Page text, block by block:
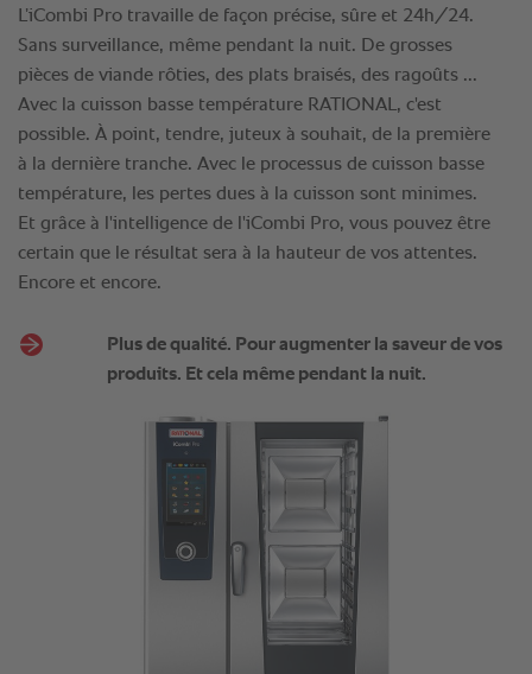
L’iCombi Pro travaille de façon précise, sûre et 24h/24.
Sans surveillance, même pendant la nuit. De grosses
pièces de viande rôties, des plats braisés, des ragoûts ...
Avec la cuisson basse température RATIONAL, c'est
possible. À point, tendre, juteux à souhait, de la première
à la dernière tranche. Avec le processus de cuisson basse
température, les pertes dues à la cuisson sont minimes.
Et grâce à l'intelligence de l'iCombi Pro, vous pouvez être
certain que le résultat sera à la hauteur de vos attentes.
Encore et encore.
Plus de qualité. Pour augmenter la saveur de vos
produits. Et cela même pendant la nuit.